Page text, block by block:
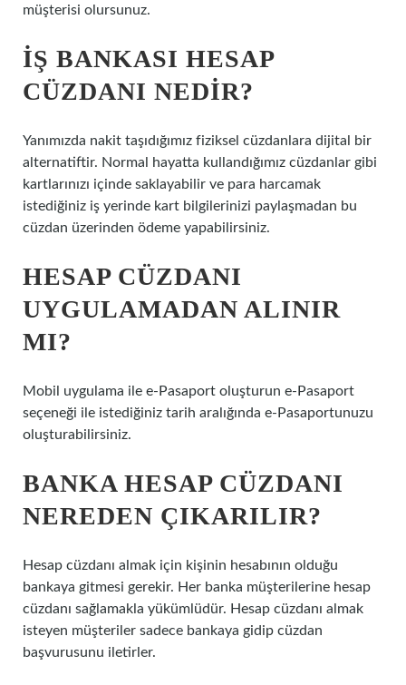
müşterisi olursunuz.
İŞ BANKASI HESAP
CÜZDANI NEDIR?
Yanımızda nakit taşıdığımız fiziksel cüzdanlara dijital bir
alternatiftir. Normal hayatta kullandığımız cüzdanlar gibi
kartlarınızı içinde saklayabilir ve para harcamak
istediğiniz iş yerinde kart bilgilerinizi paylaşmadan bu
cüzdan üzerinden ödeme yapabilirsiniz.
HESAP CÜZDANI
UYGULAMADAN ALINIR
MI?
Mobil uygulama ile e-Pasaport oluşturun e-Pasaport
seçeneği ile istediğiniz tarih aralığında e-Pasaportunuzu
oluşturabilirsiniz.
BANKA HESAP CÜZDANI
NEREDEN ÇIKARILIR?
Hesap cüzdanı almak için kişinin hesabının olduğu
bankaya gitmesi gerekir. Her banka müşterilerine hesap
cüzdanı sağlamakla yükümlüdür. Hesap cüzdanı almak
isteyen müşteriler sadece bankaya gidip cüzdan
başvurusunu iletirler.